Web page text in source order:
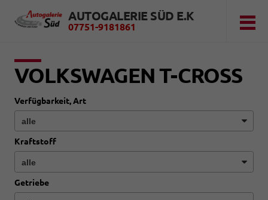
AUTOGALERIE SÜD E.K
07751-9181861
VOLKSWAGEN T-CROSS
Verfügbarkeit, Art
Kraftstoff
Getriebe